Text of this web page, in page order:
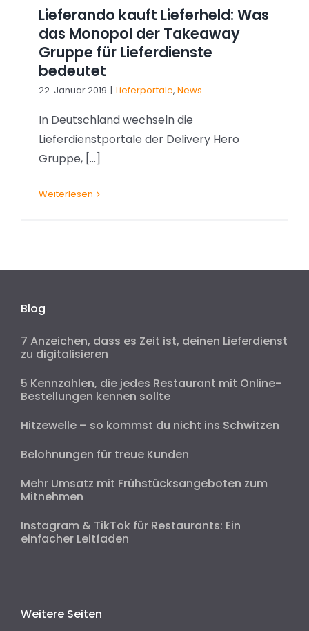
Lieferando kauft Lieferheld: Was
das Monopol der Takeaway
Gruppe für Lieferdienste
bedeutet
22. Januar 2019 | Lieferportale, News
In Deutschland wechseln die
Lieferdienstportale der Delivery Hero
Gruppe, [...]
Weiterlesen
Blog
7 Anzeichen, dass es Zeit ist, deinen Lieferdienst
zu digitalisieren
5 Kennzahlen, die jedes Restaurant mit Online-
Bestellungen kennen sollte
Hitzewelle – so kommst du nicht ins Schwitzen
Belohnungen für treue Kunden
Mehr Umsatz mit Frühstücksangeboten zum
Mitnehmen
Instagram & TikTok für Restaurants: Ein
einfacher Leitfaden
Weitere Seiten